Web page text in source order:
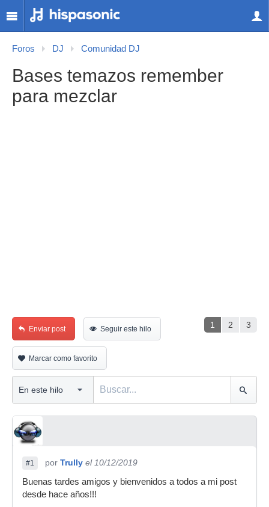
Foros DJ Comunidad DJ
Bases temazos remember
para mezclar
1 2 3
Enviar post Seguir este hilo
Marcar como favorito
#1 por Trully el 10/12/2019
Buenas tardes amigos y bienvenidos a todos a mi post
desde hace años!!!